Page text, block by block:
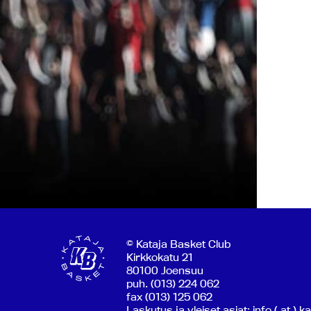
© Kataja Basket Club
Kirkkokatu 21
80100 Joensuu
puh. (013) 224 062
fax (013) 125 062